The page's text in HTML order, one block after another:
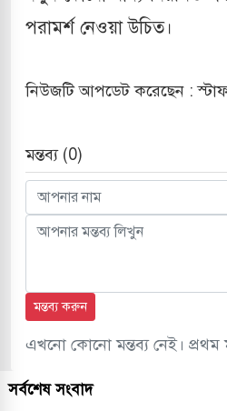
পরামর্শ নেওয়া উচিত।
নিউজটি আপডেট করেছেন : স্টাফ
মন্তব্য (0)
মন্তব্য করুন
এখনো কোনো মন্তব্য নেই। প্রথম
সর্বশেষ সংবাদ